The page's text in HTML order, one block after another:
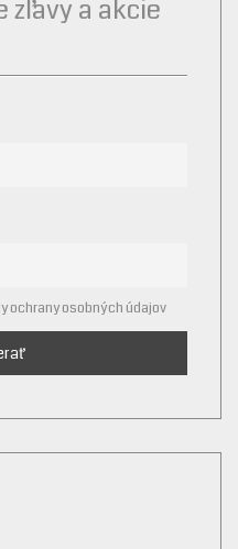
zľavy a akcie
ochrany osobných údajov